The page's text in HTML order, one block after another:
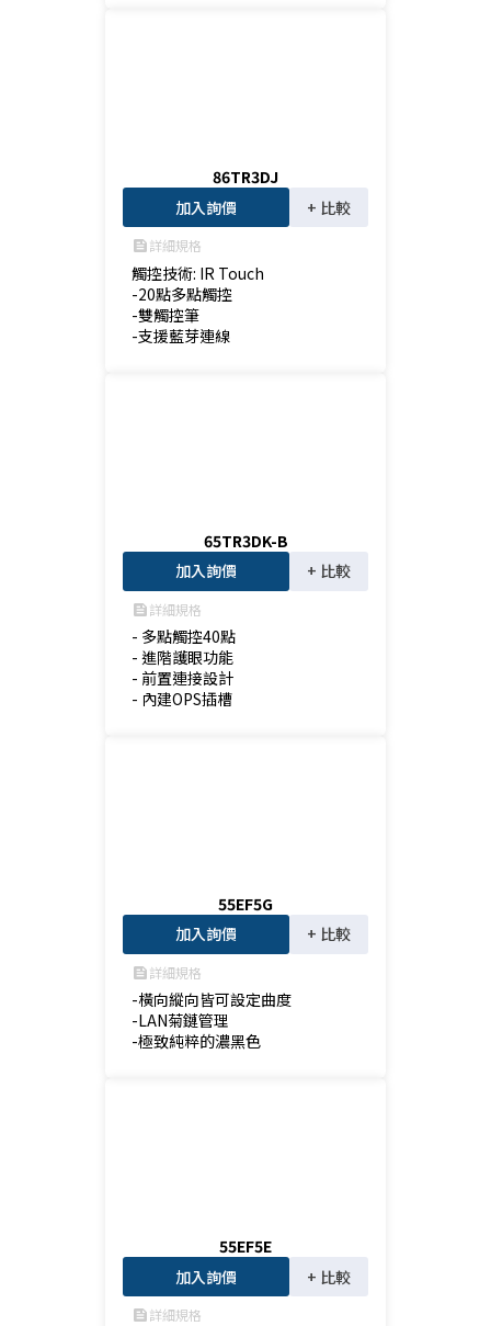
86TR3DJ
加入詢價
+ 比較
feed詳細規格
觸控技術: IR Touch
-20點多點觸控
-雙觸控筆
-支援藍芽連線
65TR3DK-B
加入詢價
+ 比較
feed詳細規格
- 多點觸控40點
- 進階護眼功能
- 前置連接設計
- 內建OPS插槽
55EF5G
加入詢價
+ 比較
feed詳細規格
-橫向縱向皆可設定曲度
-LAN菊鏈管理
-極致純粹的濃黑色
55EF5E
加入詢價
+ 比較
feed詳細規格